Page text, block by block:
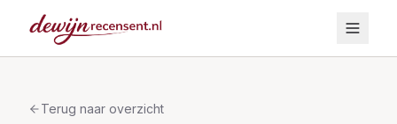
Terug naar overzicht